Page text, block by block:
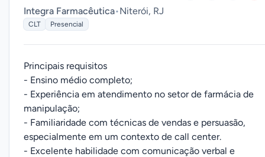
Integra Farmacêutica•Niterói, RJ
CLT Presencial
Principais requisitos
- Ensino médio completo;
- Experiência em atendimento no setor de farmácia de
manipulação;
- Familiaridade com técnicas de vendas e persuasão,
especialmente em um contexto de call center.
- Excelente habilidade com comunicação verbal e